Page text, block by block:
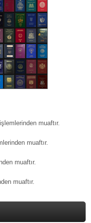
muaftır.
muaftır.
muaftır.
muaftır.